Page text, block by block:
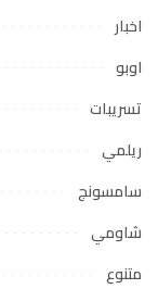
اخبار
اوبو
تسريبات
ريلمي
سامسونج
شاومي
متنوع